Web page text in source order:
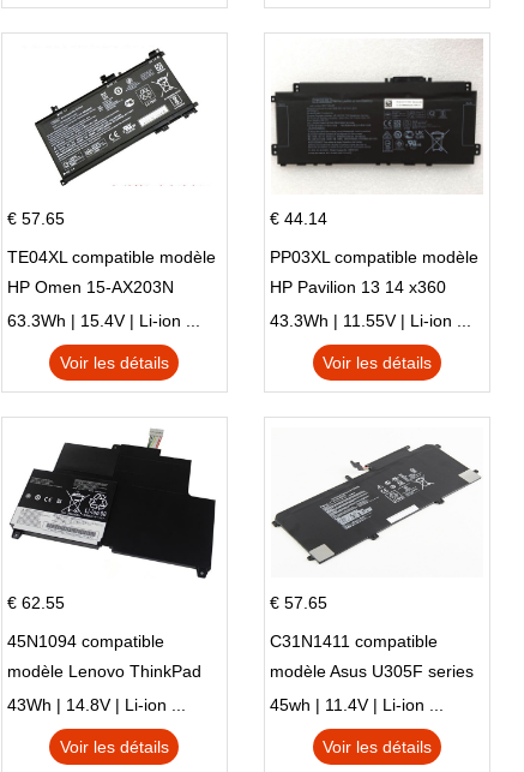
€ 57.65
TE04XL compatible modèle
HP Omen 15-AX203N
Omen 15 Series Pavilion 15
Series
63.3Wh | 15.4V | Li-ion ...
Voir les détails
€ 44.14
PP03XL compatible modèle
HP Pavilion 13 14 x360
L83388-AC1 L83388-421
HSTNN-LB8S M01118-421
M01144-005 13-BB 14-DV
43.3Wh | 11.55V | Li-ion ...
Voir les détails
€ 62.55
45N1094 compatible
modèle Lenovo ThinkPad
Edge S230u Twist
43Wh | 14.8V | Li-ion ...
Voir les détails
€ 57.65
C31N1411 compatible
modèle Asus U305F series
45wh | 11.4V | Li-ion ...
Voir les détails